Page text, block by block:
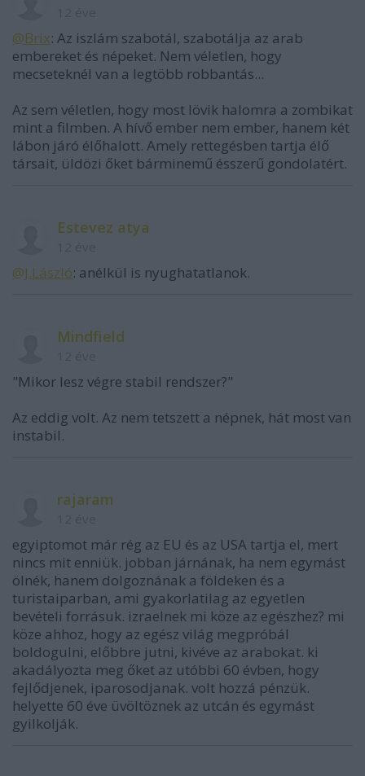
@Brix: Az iszlám szabotál, szabotálja az arab
embereket és népeket. Nem véletlen, hogy
mecseteknél van a legtöbb robbantás...
Az sem véletlen, hogy most lövik halomra a zombikat
mint a filmben. A hívő ember nem ember, hanem két
lábon járó élőhalott. Amely rettegésben tartja élő
társait, üldözi őket bárminemű ésszerű gondolatért.
Estevez atya
@J.László: anélkül is nyughatatlanok.
Mindfield
"Mikor lesz végre stabil rendszer?"
Az eddig volt. Az nem tetszett a népnek, hát most van
instabil.
rajaram
egyiptomot már rég az EU és az USA tartja el, mert
nincs mit enniük. jobban járnának, ha nem egymást
ölnék, hanem dolgoznának a földeken és a
turistaiparban, ami gyakorlatilag az egyetlen
bevételi forrásuk. izraelnek mi köze az egészhez? mi
köze ahhoz, hogy az egész világ megpróbál
boldogulni, előbbre jutni, kivéve az arabokat. ki
akadályozta meg őket az utóbbi 60 évben, hogy
fejlődjenek, iparosodjanak. volt hozzá pénzük.
helyette 60 éve üvöltöznek az utcán és egymást
gyilkolják.